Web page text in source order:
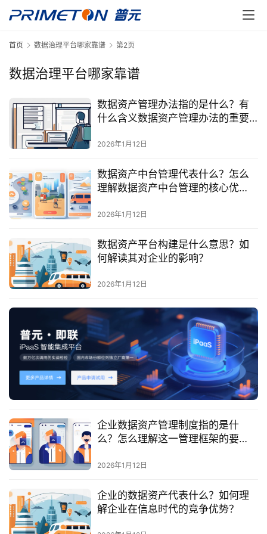
新
动
产
品
决
方
案
生
与
合
作
服
务
与
支
了
解
普
首页 数据治理平台哪家靠谱 第2页
数据治理平台哪家靠谱
数据资产管理办法指的是什么？有
什么含义数据资产管理办法的重要
2026年1月12日
数据资产中台管理代表什么？怎么
理解数据资产中台管理的核心优
2026年1月12日
数据资产平台构建是什么意思？如
何解读其对企业的影响？
2026年1月12日
企业数据资产管理制度指的是什
么？怎么理解这一管理框架的要
2026年1月12日
企业的数据资产代表什么？如何理
解企业在信息时代的竞争优势？